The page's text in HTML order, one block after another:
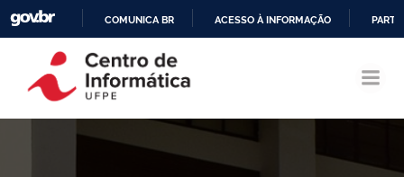
CONTEÚDO
COMUNICA BR ACESSO À INFORMAÇÃO